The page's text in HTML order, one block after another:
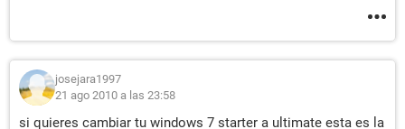
josejara1997
21 ago 2010 a las 23:58
si quieres cambiar tu windows 7 starter a ultimate esta es la